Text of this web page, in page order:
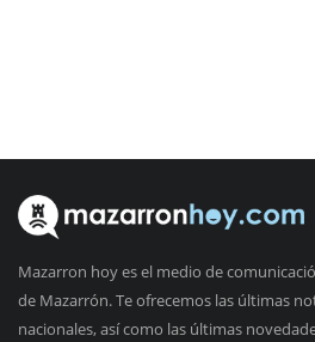
Mazarron hoy es el medio de
de Mazarrón. Te ofrecemos las últimas
nacionales, así como las últimas